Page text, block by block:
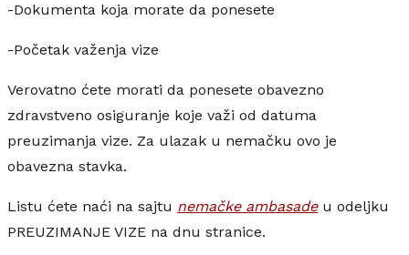
-Dokumenta koja morate da ponesete
-Početak važenja vize
Verovatno ćete morati da ponesete obavezno
zdravstveno osiguranje koje važi od datuma
preuzimanja vize. Za ulazak u nemačku ovo je
obavezna stavka.
Listu ćete naći na sajtu nemačke ambasadeu odeljku
PREUZIMANJE VIZE na dnu stranice.